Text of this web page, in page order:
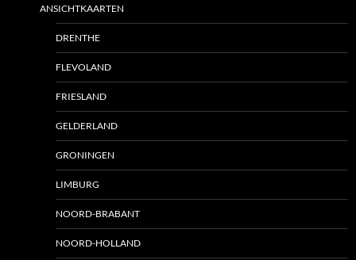
ANSICHTKAARTEN
DRENTHE
FLEVOLAND
FRIESLAND
GELDERLAND
GRONINGEN
LIMBURG
NOORD-BRABANT
NOORD-HOLLAND